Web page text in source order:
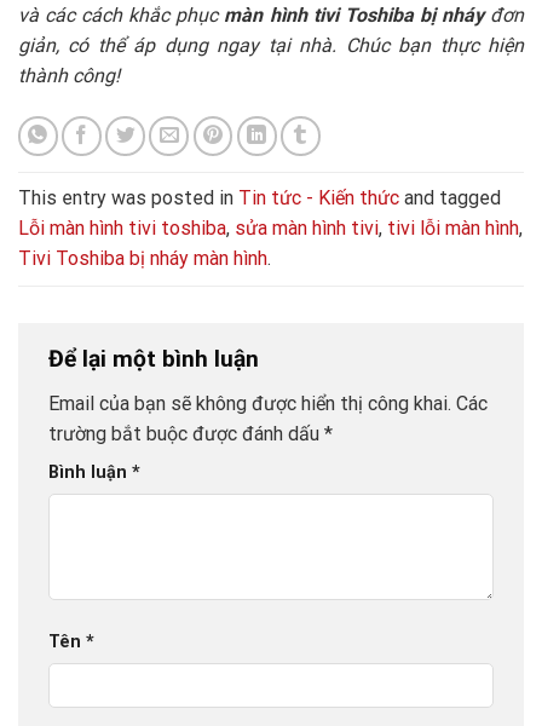
và các cách khắc phục màn hình tivi Toshiba bị nháyđơn
giản, có thể áp dụng ngay tại nhà. Chúc bạn thực hiện
thành công!
This entry was posted in Tin tức - Kiến thức and tagged
Lỗi màn hình tivi toshiba, sửa màn hình tivi, tivi lỗi màn hình,
Tivi Toshiba bị nháy màn hình.
Để lại một bình luận
Email của bạn sẽ không được hiển thị công khai. Các
trường bắt buộc được đánh dấu *
Bình luận *
Tên *